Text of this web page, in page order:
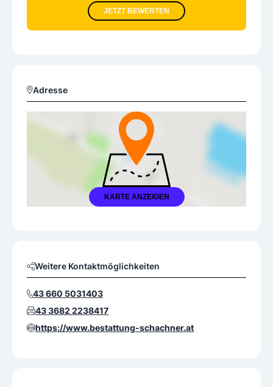
JETZT BEWERTEN
Adresse
KARTE ANZEIGEN
Weitere Kontaktmöglichkeiten
43 660 5031403
43 3682 2238417
https://www.bestattung-schachner.at